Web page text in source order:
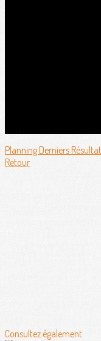
PlanningDerniers
Retour
Consultez également